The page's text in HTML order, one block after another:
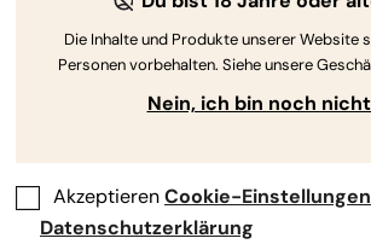
Die Inhalte und Produkte unserer Website
Personen vorbehalten. Siehe unsere
Nein, ich bin noch nicht
AkzeptierenCookie-Einstellungen
Datenschutzerklärung